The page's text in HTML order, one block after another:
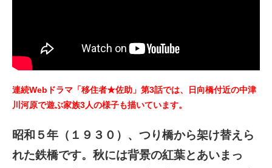
連続Webドラマ「移住者★佐助」第3話では、日向橋付近の中津
川河原で遊ぶ家族3人の様子も描いています。
昭和５年（１９３０）、つり橋から架け替えら
れた鉄橋です。秋には背景の紅葉とあいまっ